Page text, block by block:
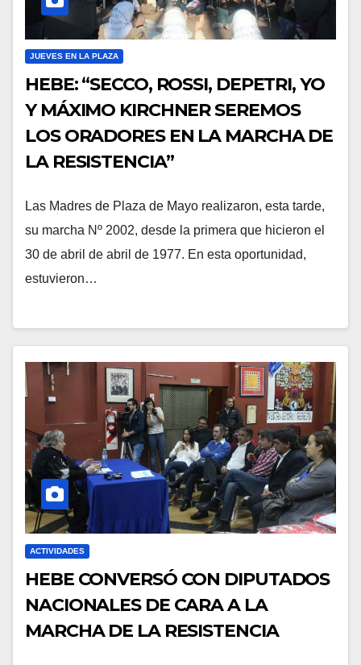
JUEVES EN LA PLAZA
HEBE: “SECCO, ROSSI, DEPETRI, YO
Y MÁXIMO KIRCHNER SEREMOS
LOS ORADORES EN LA MARCHA DE
LA RESISTENCIA”
Las Madres de Plaza de Mayo realizaron, esta tarde,
su marcha Nº 2002, desde la primera que hicieron el
30 de abril de abril de 1977. En esta oportunidad,
estuvieron…
ACTIVIDADES
HEBE CONVERSÓ CON DIPUTADOS
NACIONALES DE CARA A LA
MARCHA DE LA RESISTENCIA